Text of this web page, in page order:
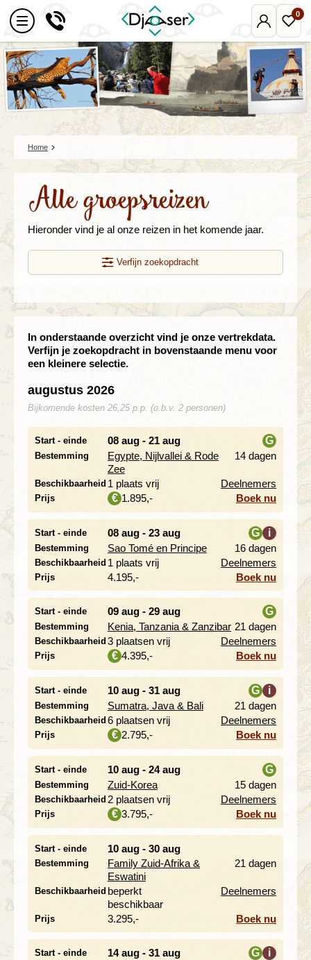
Mijn
Djoser
0
Home
Alle groepsreizen
Hieronder vind je al onze reizen in het komende jaar.
Verfijn zoekopdracht
Alleen korting
Alleen beschikbaar
Met alleenreizenden
In onderstaande overzicht vind je onze vertrekdata.
Verfijn je zoekopdracht in bovenstaande menu voor
een kleinere selectie.
augustus 2026
Bijkomende kosten 26,25 p.p. (o.b.v. 2 personen)
Start - einde 08 aug - 21 aug
Bestemming
Egypte, Nijlvallei & Rode
Zee
G
14 dagen
Beschikbaarheid 1 plaats vrij Deelnemers
Prijs € 1.895,- Boek nu
Start - einde 08 aug - 23 aug
Bestemming Sao Tomé en Principe
G
i
16 dagen
Beschikbaarheid 1 plaats vrij Deelnemers
Prijs 4.195,- Boek nu
Start - einde 09 aug - 29 aug
Bestemming Kenia, Tanzania & Zanzibar
G
21 dagen
Beschikbaarheid 3 plaatsen vrij Deelnemers
Prijs € 4.395,- Boek nu
Start - einde 10 aug - 31 aug
Bestemming Sumatra, Java & Bali
G
i
21 dagen
Beschikbaarheid 6 plaatsen vrij Deelnemers
Prijs € 2.795,- Boek nu
Start - einde 10 aug - 24 aug
Bestemming Zuid-Korea
G
15 dagen
Beschikbaarheid 2 plaatsen vrij Deelnemers
Prijs € 3.795,- Boek nu
Start - einde 10 aug - 30 aug
Bestemming
Family Zuid-Afrika &
Eswatini
21 dagen
Beschikbaarheid beperkt
beschikbaar
Deelnemers
Prijs 3.295,- Boek nu
Start - einde 14 aug - 31 aug G
i